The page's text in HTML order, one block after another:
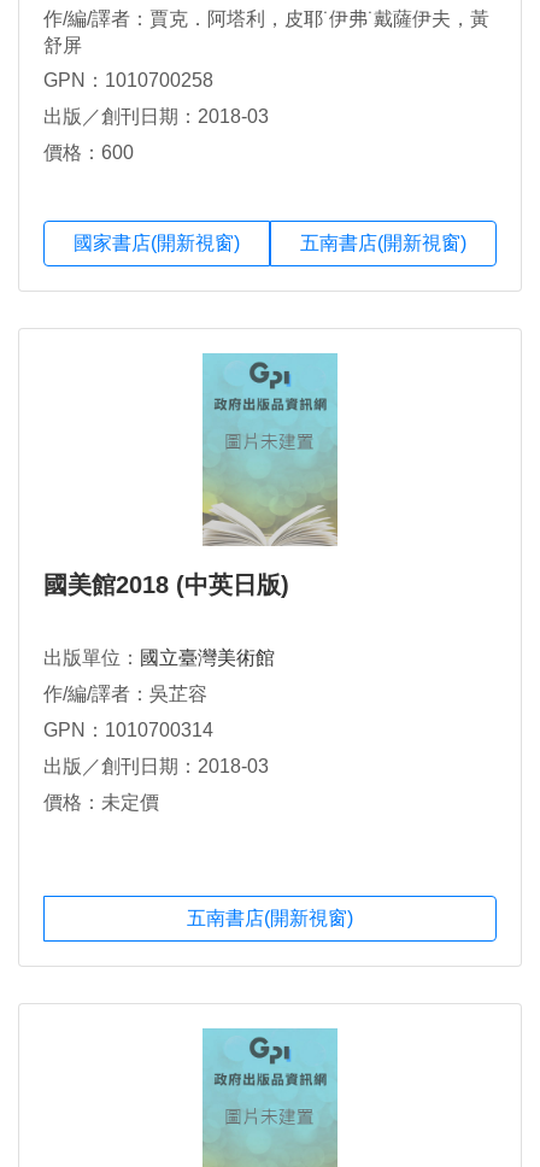
作/編/譯者：賈克．阿塔利，皮耶˙伊弗˙戴薩伊夫，黃
舒屏
GPN：1010700258
出版／創刊日期：2018-03
價格：600
國家書店(開新視窗) 五南書店(開新視窗)
國美館2018 (中英日版)
出版單位： 國立臺灣美術館
作/編/譯者：吳芷容
GPN：1010700314
出版／創刊日期：2018-03
價格：未定價
五南書店(開新視窗)